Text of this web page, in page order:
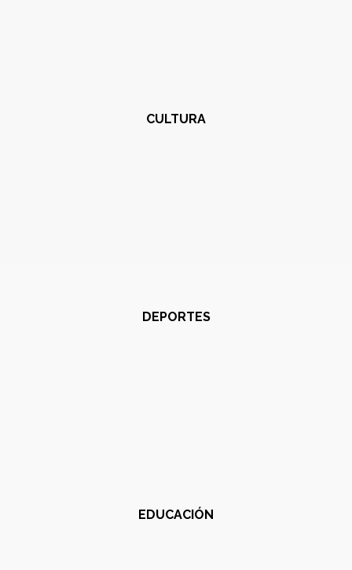
CULTURA
DEPORTES
EDUCACIÓN